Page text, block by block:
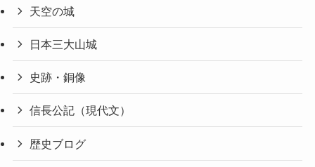
天空の城
日本三大山城
史跡・銅像
信長公記（現代文）
歴史ブログ